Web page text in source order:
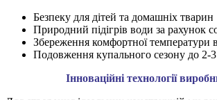
Безпеку для дітей та домашніх тварин
Природний підігрів води за рахунок
Збереження комфортної температури
Подовження купального сезону до 2-3
Інноваційні технології